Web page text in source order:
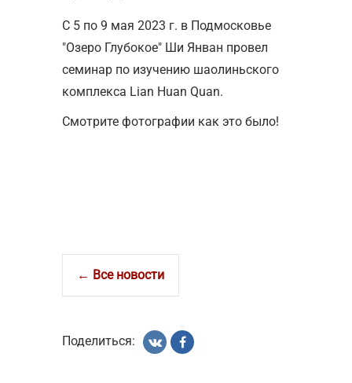
С 5 по 9 мая 2023 г. в Подмосковье
"Озеро Глубокое" Ши Янван провел
семинар по изучению шаолиньского
комплекса Lian Huan Quan.
Смотрите фотографии как это было!
← Все новости
Поделиться: